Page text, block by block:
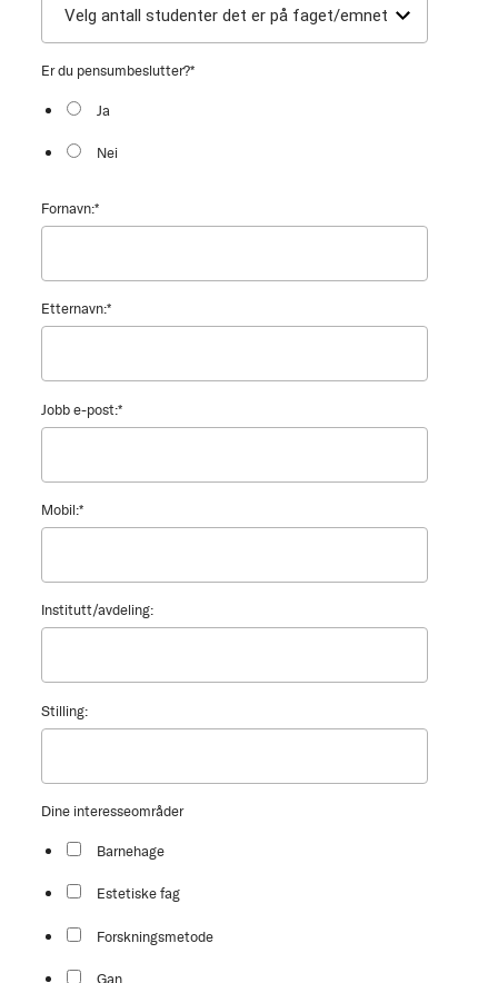
Er du pensumbeslutter?*
Ja
Nei
Fornavn:*
Etternavn:*
Jobb e-post:*
Mobil:*
Institutt/avdeling:
Stilling:
Dine interesseområder
Barnehage
Estetiske fag
Forskningsmetode
Gan